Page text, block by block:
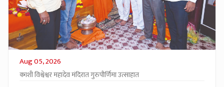
Aug 05, 2026
काशी विश्वेश्वर महादेव मंदिरात गुरुपौर्णिमा उत्साहात